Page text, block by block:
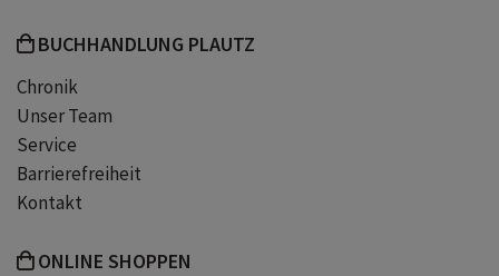
BUCHHANDLUNG PLAUTZ
Chronik
Unser Team
Service
Barrierefreiheit
Kontakt
ONLINE SHOPPEN